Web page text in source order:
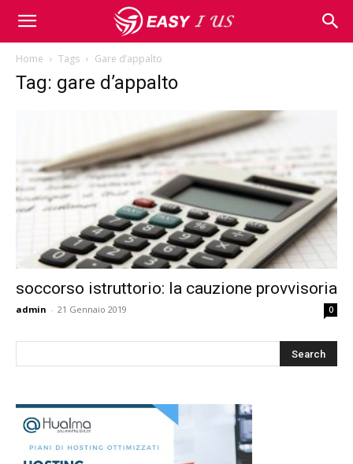
Home Tags Gare d’appalto
Tag: gare d’appalto
soccorso istruttorio: la cauzione provvisoria
admin - 21 Gennaio 2019 0